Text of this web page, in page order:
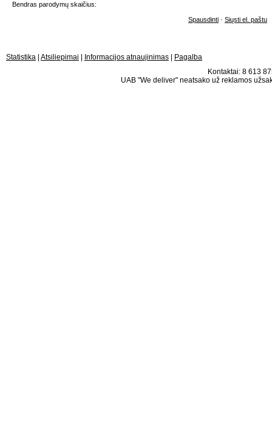
Bendras parodymų skaičius:
Spausdinti · Siųsti el. paštu
Statistika Atsiliepimai Informacijos atnaujinimas
Pagalba
Kontaktai: 8 613
UAB "We deliver" neatsako už reklamos